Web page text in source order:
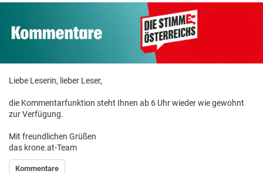
Liebe Leserin, lieber Leser,
die Kommentarfunktion steht Ihnen ab 6 Uhr wieder wie gewohnt
zur Verfügung.
Mit freundlichen Grüßen
das krone.at-Team